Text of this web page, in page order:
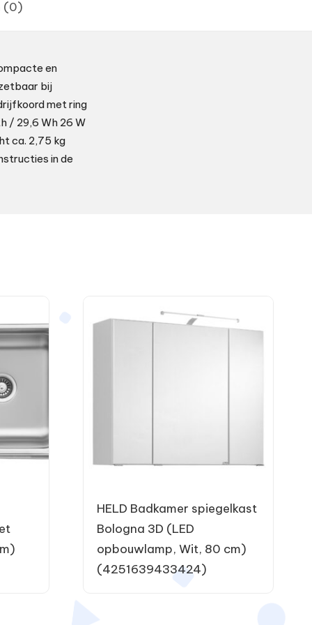
(0)
en
bij
met ring
/ 29,6 Wh 26 W
ca. 2,75 kg
in de
HELD Badkamer spiegelkast
Bologna 3D (LED
opbouwlamp, Wit, 80 cm)
(4251639433424)